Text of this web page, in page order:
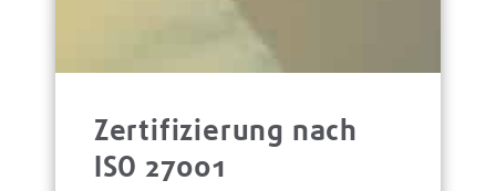
Zertifizierung nach
ISO 27001